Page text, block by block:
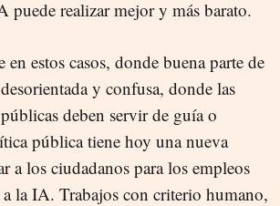
puede realizar mejor y más barato.
en estos casos, donde buena parte de
y confusa, donde las
deben servir de guía o
pública tiene hoy una nueva
a los ciudadanos para los empleos
la IA. Trabajos con criterio humano,